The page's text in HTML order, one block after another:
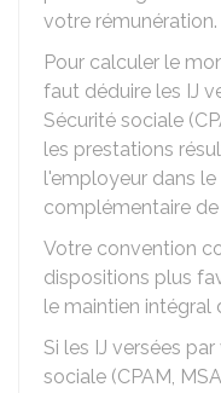
votre rémunération.
Pour calculer le
faut déduire les IJ
Sécurité sociale
les prestations
l'employeur dans
complémentaire
Votre convention
dispositions plus
le maintien intégral
Si les IJ versées
sociale (CPAM,